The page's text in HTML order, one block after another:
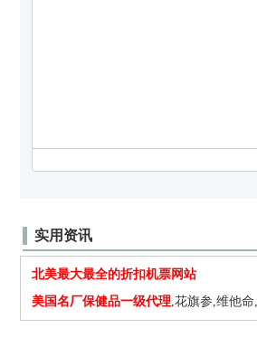
实用资讯
北美最大最全的折扣机票网站
美国名厂保健品一级代理,花旗参,维他